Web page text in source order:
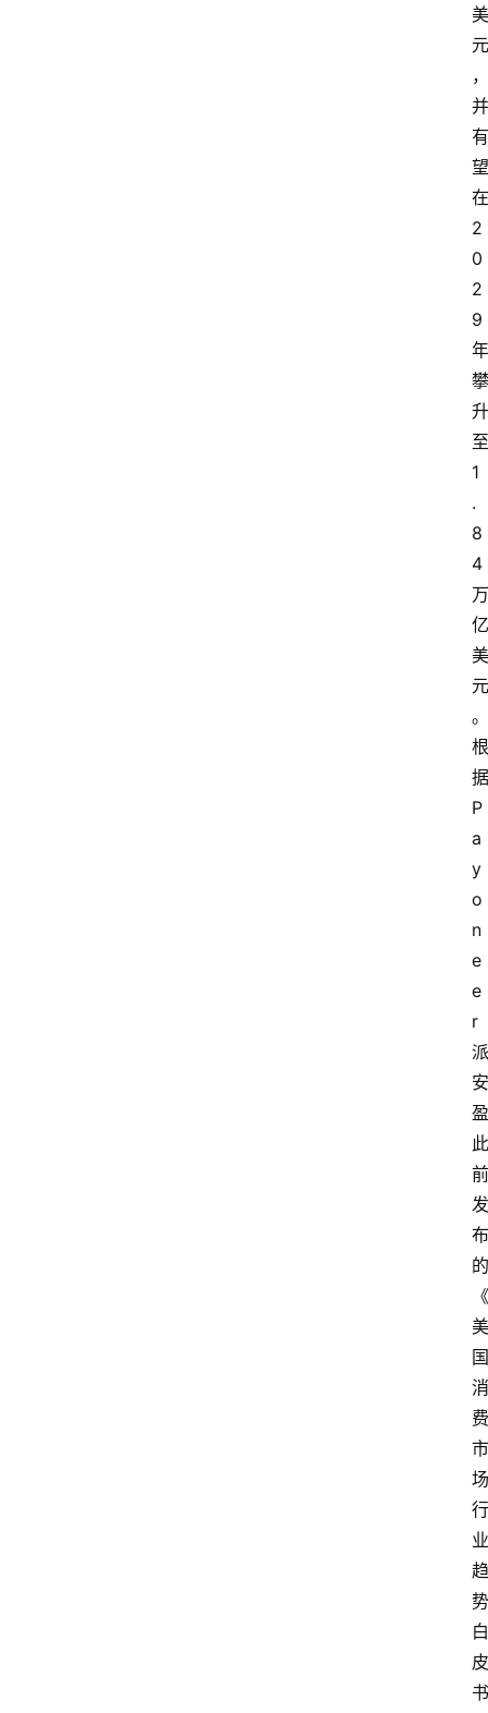
美
元
，
并
有
望
在
2
0
2
9
年
攀
升
至
1
.
8
4
万
亿
美
元
。
根
据
P
a
y
o
n
e
e
r
派
安
盈
此
前
发
布
的
《
美
国
消
费
市
场
行
业
趋
势
白
皮
书